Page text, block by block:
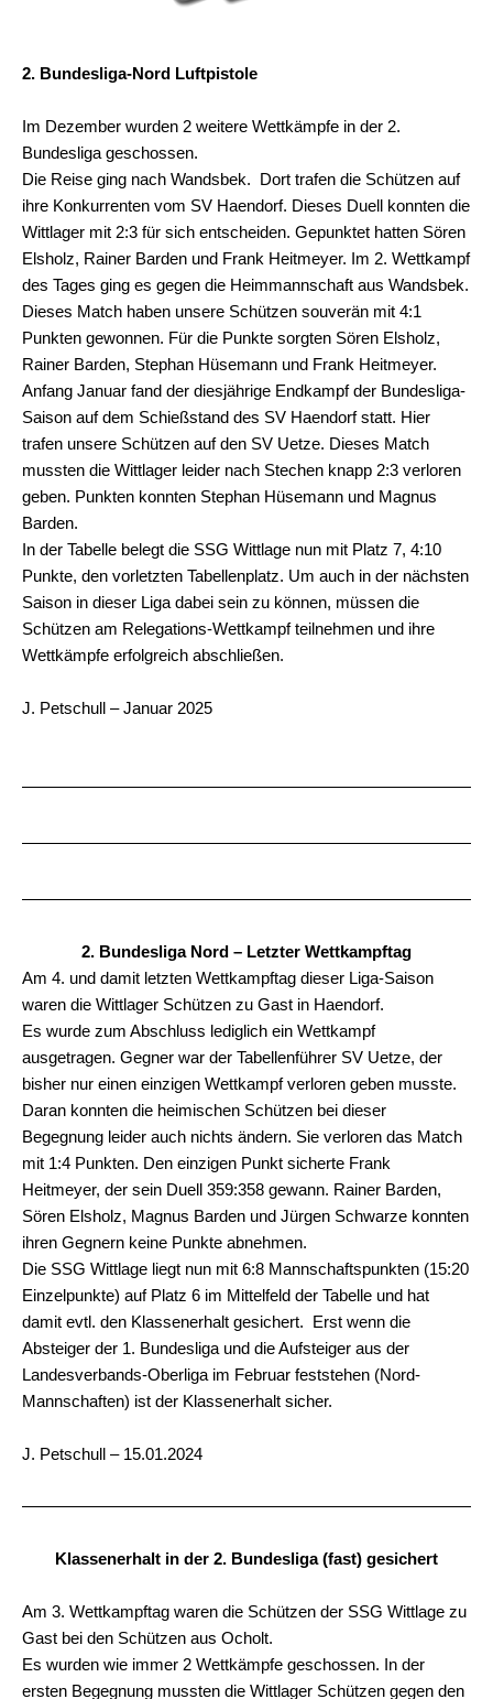
2. Bundesliga-Nord Luftpistole
Im Dezember wurden 2 weitere Wettkämpfe in der 2.
Bundesliga geschossen.
Die Reise ging nach Wandsbek. Dort trafen die Schützen auf
ihre Konkurrenten vom SV Haendorf. Dieses Duell konnten die
Wittlager mit 2:3 für sich entscheiden. Gepunktet hatten Sören
Elsholz, Rainer Barden und Frank Heitmeyer. Im 2. Wettkampf
des Tages ging es gegen die Heimmannschaft aus Wandsbek.
Dieses Match haben unsere Schützen souverän mit 4:1
Punkten gewonnen. Für die Punkte sorgten Sören Elsholz,
Rainer Barden, Stephan Hüsemann und Frank Heitmeyer.
Anfang Januar fand der diesjährige Endkampf der Bundesliga-
Saison auf dem Schießstand des SV Haendorf statt. Hier
trafen unsere Schützen auf den SV Uetze. Dieses Match
mussten die Wittlager leider nach Stechen knapp 2:3 verloren
geben. Punkten konnten Stephan Hüsemann und Magnus
Barden.
In der Tabelle belegt die SSG Wittlage nun mit Platz 7, 4:10
Punkte, den vorletzten Tabellenplatz. Um auch in der nächsten
Saison in dieser Liga dabei sein zu können, müssen die
Schützen am Relegations-Wettkampf teilnehmen und ihre
Wettkämpfe erfolgreich abschließen.
J. Petschull – Januar 2025
2. Bundesliga Nord – Letzter Wettkampftag
Am 4. und damit letzten Wettkampftag dieser Liga-Saison
waren die Wittlager Schützen zu Gast in Haendorf.
Es wurde zum Abschluss lediglich ein Wettkampf
ausgetragen. Gegner war der Tabellenführer SV Uetze, der
bisher nur einen einzigen Wettkampf verloren geben musste.
Daran konnten die heimischen Schützen bei dieser
Begegnung leider auch nichts ändern. Sie verloren das Match
mit 1:4 Punkten. Den einzigen Punkt sicherte Frank
Heitmeyer, der sein Duell 359:358 gewann. Rainer Barden,
Sören Elsholz, Magnus Barden und Jürgen Schwarze konnten
ihren Gegnern keine Punkte abnehmen.
Die SSG Wittlage liegt nun mit 6:8 Mannschaftspunkten (15:20
Einzelpunkte) auf Platz 6 im Mittelfeld der Tabelle und hat
damit evtl. den Klassenerhalt gesichert. Erst wenn die
Absteiger der 1. Bundesliga und die Aufsteiger aus der
Landesverbands-Oberliga im Februar feststehen (Nord-
Mannschaften) ist der Klassenerhalt sicher.
J. Petschull – 15.01.2024
Klassenerhalt in der 2. Bundesliga (fast) gesichert
Am 3. Wettkampftag waren die Schützen der SSG Wittlage zu
Gast bei den Schützen aus Ocholt.
Es wurden wie immer 2 Wettkämpfe geschossen. In der
ersten Begegnung mussten die Wittlager Schützen gegen den